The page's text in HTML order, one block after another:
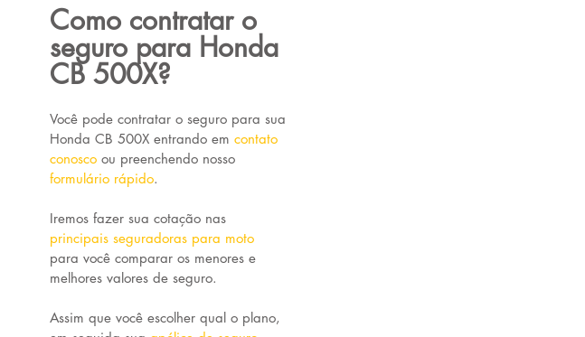
Como contratar o
seguro para Honda
CB 500X?
Você pode contratar o seguro para sua
Honda CB 500X entrando em contato
conosco ou preenchendo nosso
formulário rápido.
Iremos fazer sua cotação nas
principais seguradoras para moto
para você comparar os menores e
melhores valores de seguro.
Assim que você escolher qual o plano,